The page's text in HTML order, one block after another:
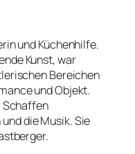
und Küchenhilfe.
Kunst, war
Bereichen
und Objekt.
Schaffen
die Musik. Sie